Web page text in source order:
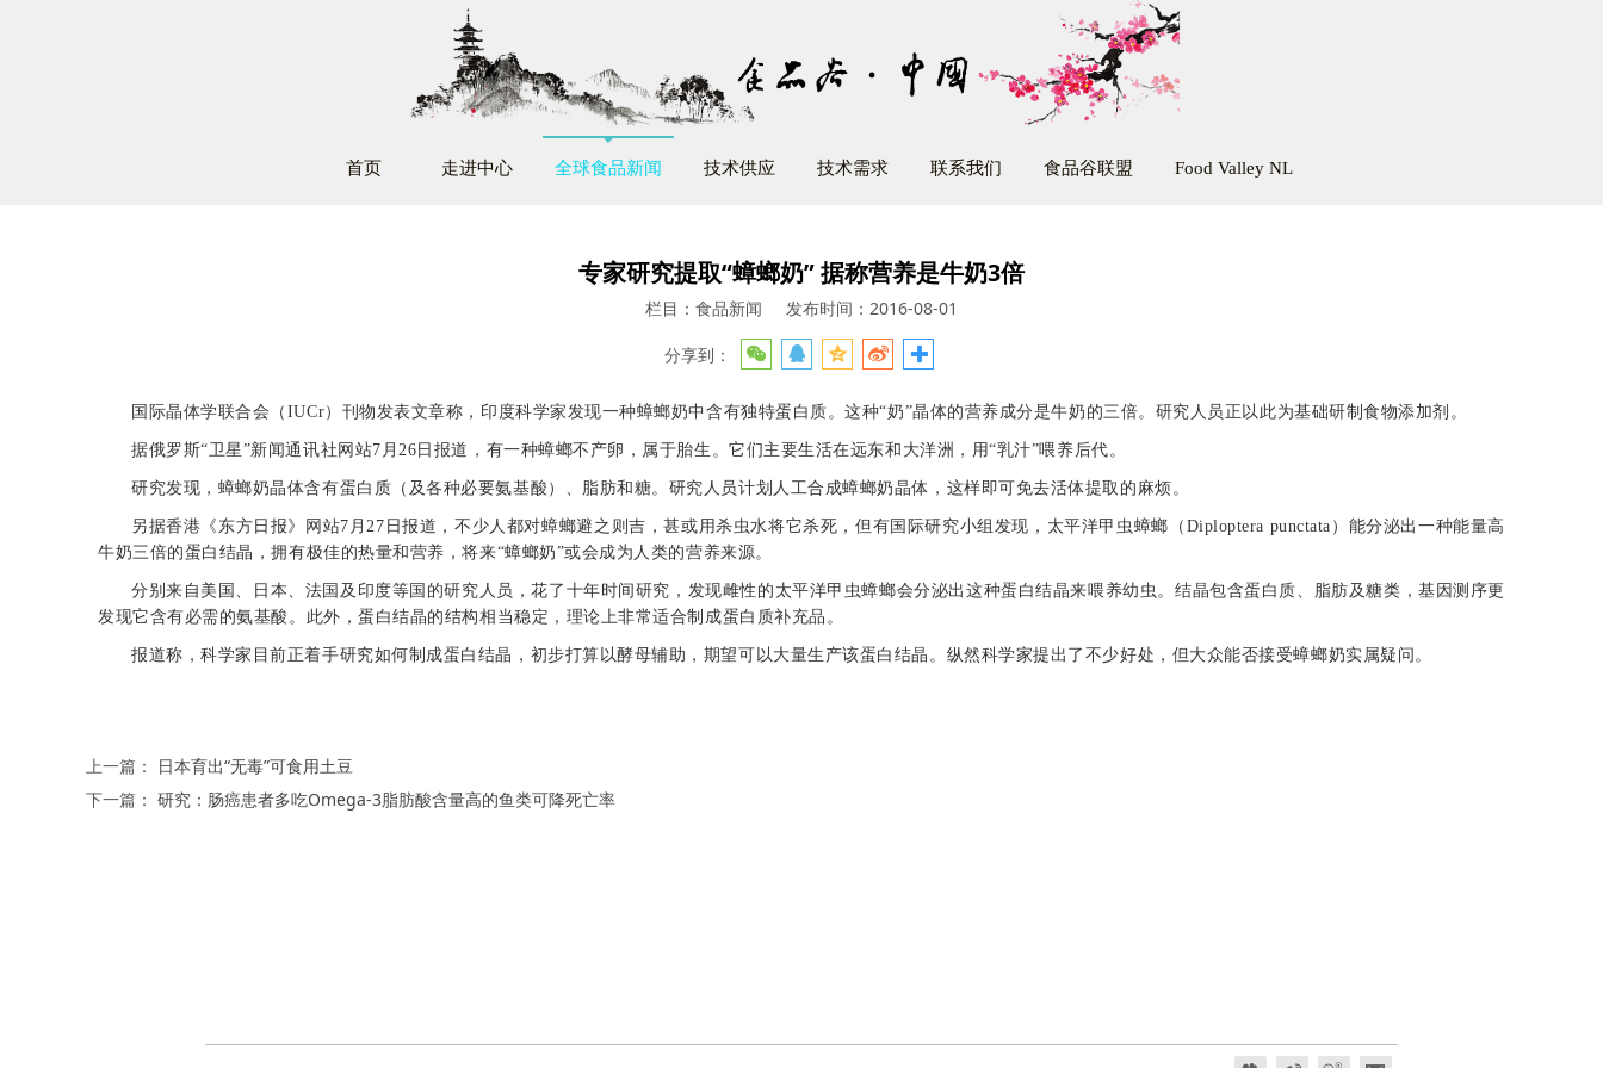
首页 走进中心 全球食品新闻 技术供应 技术需求 联系我们 食品谷联盟 Food Valley NL
专家研究提取“蟑螂奶” 据称营养是牛奶3倍
栏目：食品新闻 发布时间：2016-08-01
分享到：
国际晶体学联合会（IUCr）刊物发表文章称，印度科学家发现一种蟑螂奶中含有独特蛋白质。这种“奶”晶体的营养成分是牛奶的三倍。研究人员正以此为基础研制食物添加剂。
据俄罗斯“卫星”新闻通讯社网站7月26日报道，有一种蟑螂不产卵，属于胎生。它们主要生活在远东和大洋洲，用“乳汁”喂养后代。
研究发现，蟑螂奶晶体含有蛋白质（及各种必要氨基酸）、脂肪和糖。研究人员计划人工合成蟑螂奶晶体，这样即可免去活体提取 的麻烦。
另据香港《东方日报》网站7月27日报道，不少人都对蟑螂避之则吉，甚或用杀虫水将它杀死，但有国际研究小组发现，太平洋甲虫蟑螂（Diploptera punctata）能分泌出一种能量高
牛奶三倍的蛋白结晶，拥有极佳的热量和营养，将来“蟑螂奶”或会成为人类的营养来源。
分别来自美国、日本、法国及印度等国的研究人员，花了十年时间研究，发现雌性的太平洋甲虫蟑螂会分泌出这种蛋白结晶来喂养幼虫。结晶包含蛋白质、脂肪及糖类，基因测序更
发现它含有必需的氨基酸。此外，蛋白结晶的结构相当稳定，理论上非常适合制成蛋白质补充品。
报道称，科学家目前正着手研究如何制成蛋白结晶，初步打算以酵母辅助，期望可以大量生产该蛋白结晶。纵然科学家提出了不少好处，但大众能否接受蟑螂奶实属疑问。
上一篇：
日本育出“无毒”可食用土豆
下一篇： 研究：肠癌患者多吃Omega-3脂肪酸含量高的鱼类可降死亡率